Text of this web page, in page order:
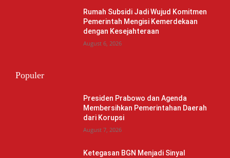
Rumah Subsidi Jadi Wujud Komitmen
Pemerintah Mengisi Kemerdekaan
dengan Kesejahteraan
August 6, 2026
Populer
Presiden Prabowo dan Agenda
Membersihkan Pemerintahan Daerah
dari Korupsi
August 7, 2026
Ketegasan BGN Menjadi Sinyal